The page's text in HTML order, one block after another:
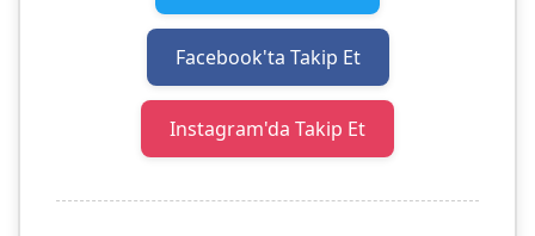
Facebook'ta Takip Et
Instagram'da Takip Et